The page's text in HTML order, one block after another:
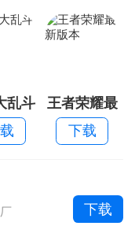
乱斗
王者荣耀最
新版本
下载
下载